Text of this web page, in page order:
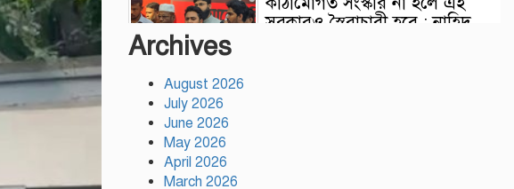
সরকারও স্বৈরাচারী হবে : নাহিদ
Archives
August 2026
July 2026
June 2026
May 2026
April 2026
March 2026